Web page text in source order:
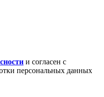
и согласен с
персональных данных